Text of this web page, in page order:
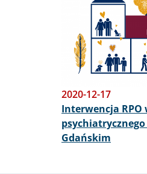
2020-12-17
Interwencja RPO
Gdańskim